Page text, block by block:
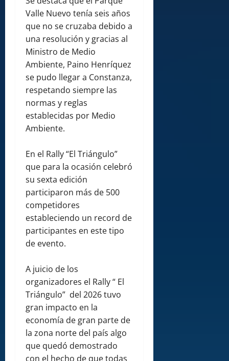
Valle Nuevo tenía seis años
que no se cruzaba debido a
una resolución y gracias al
Ministro de Medio
Ambiente, Paino Henríquez
se pudo llegar a Constanza,
respetando siempre las
normas y reglas
establecidas por Medio
Ambiente.
En el Rally “El Triángulo”
que para la ocasión celebró
su sexta edición
participaron más de 500
competidores
estableciendo un record de
participantes en este tipo
de evento.
A juicio de los
organizadores el Rally “ El
Triángulo” del 2026 tuvo
gran impacto en la
economía de gran parte de
la zona norte del país algo
que quedó demostrado
con el hecho de que todas